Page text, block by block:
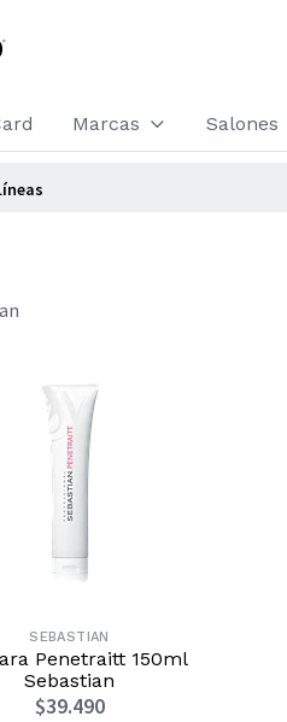
Marcas Salones
SEBASTIAN
Penetraitt 150ml
Sebastian
$39.490